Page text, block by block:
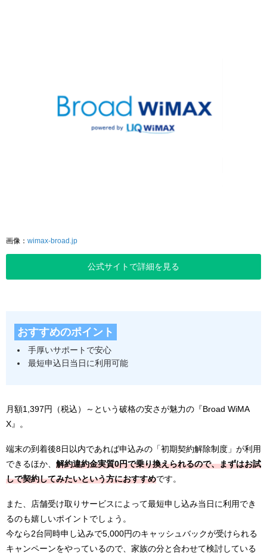
画像： wimax-broad.jp
公式サイトで詳細を見る
おすすめのポイント
手厚いサポートで安心
最短申込日当日に利用可能
月額1,397円（税込）～という破格の安さが魅力の『Broad WiMA
X』。
端末の到着後8日以内であれば申込みの「初期契約解除制度」が利用
できるほか、 解約違約金実質0円で乗り換えられるので、まずはお試
しで契約してみたいという方におすすめです。
また、店舗受け取りサービスによって最短申し込み当日に利用でき
るのも嬉しいポイントでしょう。
今なら2台同時申し込みで5,000円のキャッシュバックが受けられる
キャンペーンをやっているので、家族の分と合わせて検討している